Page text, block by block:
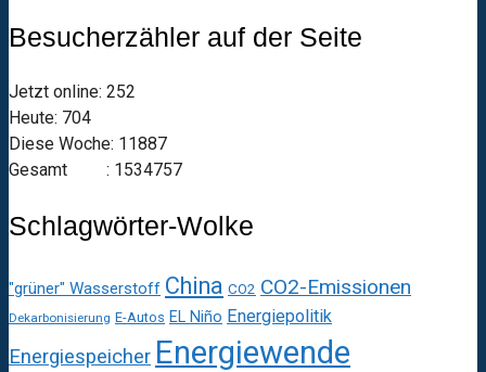
Besucherzähler auf der Seite
Jetzt online: 252
Heute: 704
Diese Woche: 11887
Gesamt : 1534757
Schlagwörter-Wolke
"grüner" Wasserstoff China CO2 CO2-Emissionen
Dekarbonisierung E-Autos EL Niño Energiepolitik
Energiespeicher Energiewende